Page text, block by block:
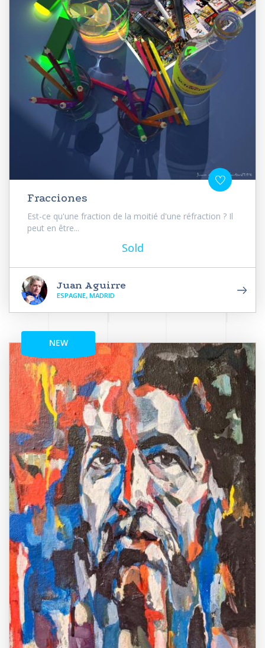
Fracciones
Est-ce qu'une fraction de la moitié d'une réfraction ? Il
peut en être...
Sold
Juan Aguirre
ESPAGNE, MADRID
NEW